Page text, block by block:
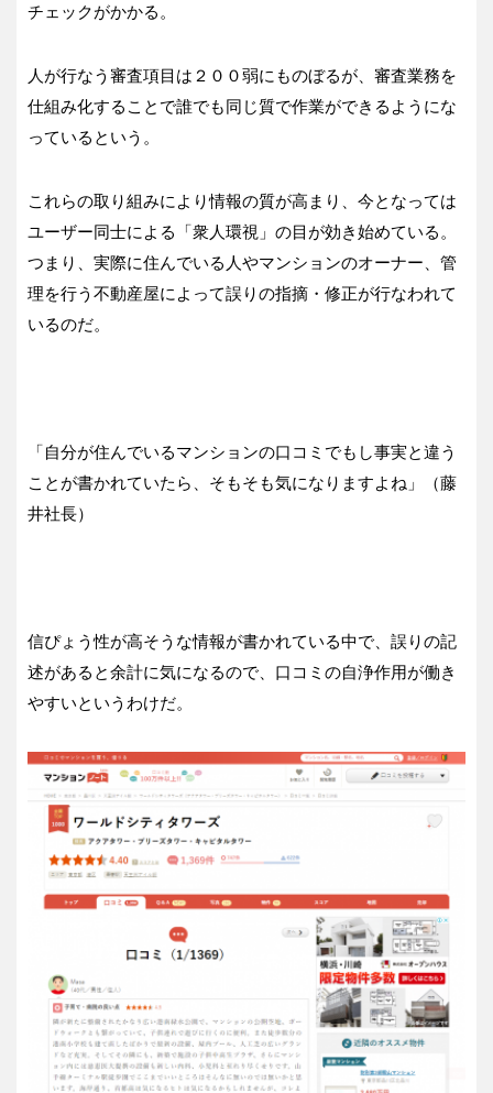
チェックがかかる。
人が行なう審査項目は２００弱にものぼるが、審査業務を
仕組み化することで誰でも同じ質で作業ができるようにな
っているという。
これらの取り組みにより情報の質が高まり、今となっては
ユーザー同士による「衆人環視」の目が効き始めている。
つまり、実際に住んでいる人やマンションのオーナー、管
理を行う不動産屋によって誤りの指摘・修正が行なわれて
いるのだ。
「自分が住んでいるマンションの口コミでもし事実と違う
ことが書かれていたら、そもそも気になりますよね」（藤
井社長）
信ぴょう性が高そうな情報が書かれている中で、誤りの記
述があると余計に気になるので、口コミの自浄作用が働き
やすいというわけだ。